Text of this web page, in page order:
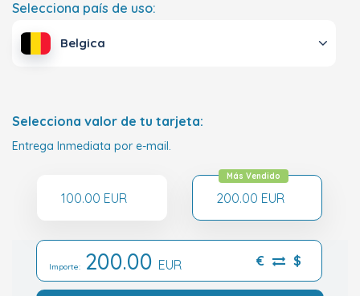
Selecciona país de uso:
Belgica
Selecciona valor de tu tarjeta:
Entrega Inmediata por e-mail.
100.00 EUR
Más Vendido
200.00 EUR
Importe: 200.00 EUR € $